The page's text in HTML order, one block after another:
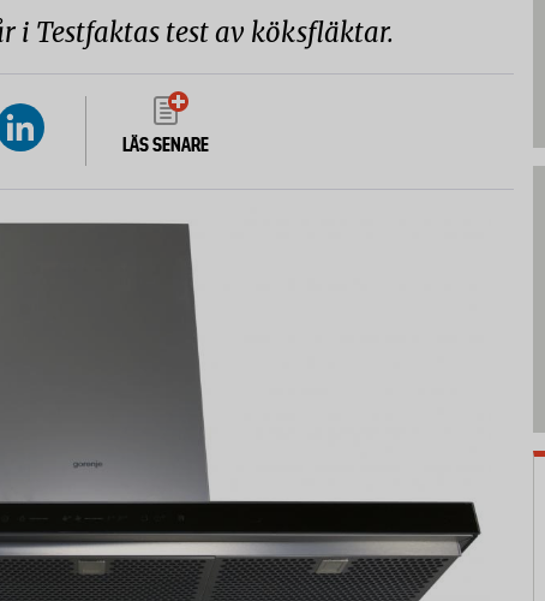
i Testfaktas test av köksfläktar.
LÄS SENARE